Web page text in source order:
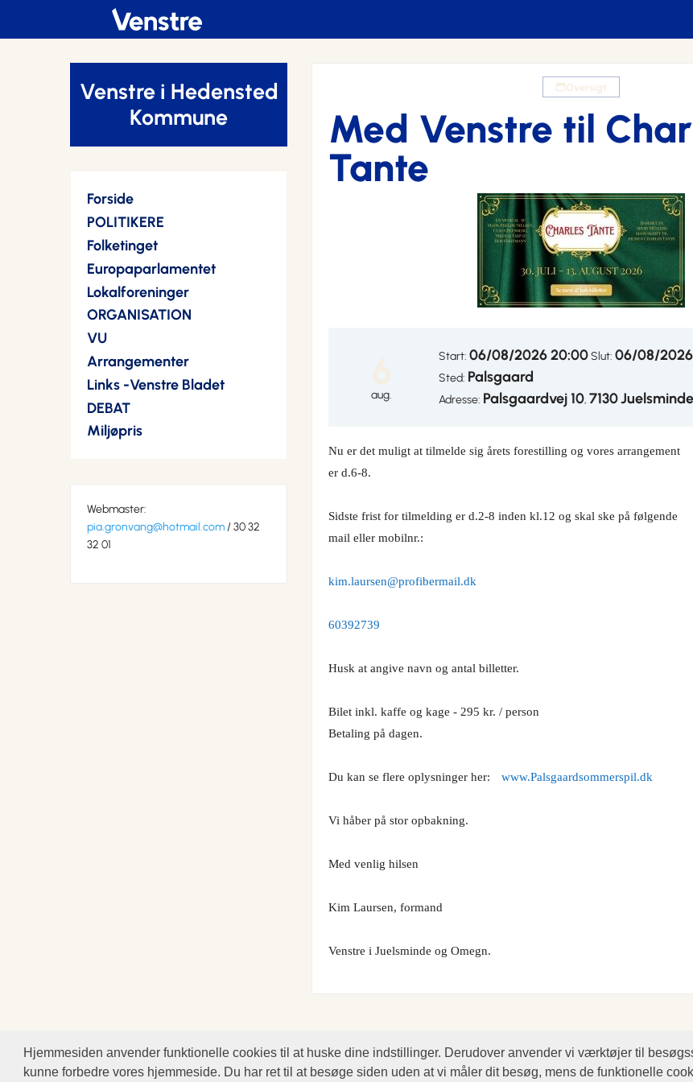
Hjemmesiden anvender funktionelle cookies til at huske dine indstillinger. Derudover anvender vi værktøjer til
kunne forbedre vores hjemmeside. Du har ret til at besøge siden uden at vi måler dit besøg, mens de funktionelle
Venstre i Hedensted
Kommune
Forside
POLITIKERE
Folketinget
Europaparlamentet
Lokalforeninger
ORGANISATION
VU
Arrangementer
Links -Venstre Bladet
DEBAT
Miljøpris
Webmaster:
pia.gronvang@hotmail.com / 30 32
32 01
Oversigt
Med Venstre til
Tante
6
aug.
Start:06/08/2026 20:00Slut:06/08/
Sted: Palsgaard
Adresse: Palsgaardvej 10,7130Juelsminde
Nu er det muligt at tilmelde sig årets forestilling og vores arrangement
er d.6-8.
Sidste frist for tilmelding er d.2-8 inden kl.12 og skal ske på følgende
mail eller mobilnr.:
kim.laursen@profibermail.dk
60392739
Husk at angive navn og antal billetter.
Bilet inkl. kaffe og kage - 295 kr. / person
Betaling på dagen.
Du kan se flere oplysninger her: www.Palsgaardsommerspil.dk
Vi håber på stor opbakning.
Med venlig hilsen
Kim Laursen, formand
Venstre i Juelsminde og Omegn.